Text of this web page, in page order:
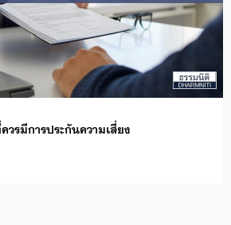
วรมีการประกันความเสี่ยง